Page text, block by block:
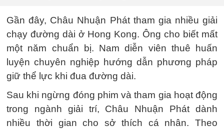
Gần đây, Châu Nhuận Phát tham gia nhiều giải
chạy đường dài ở Hong Kong. Ông cho biết mất
một năm chuẩn bị. Nam diễn viên thuê huấn
luyện chuyên nghiệp hướng dẫn phương pháp
giữ thể lực khi đua đường dài.
Sau khi ngừng đóng phim và tham gia hoạt động
trong ngành giải trí, Châu Nhuận Phát dành
nhiều thời gian cho sở thích cá nhân. Theo